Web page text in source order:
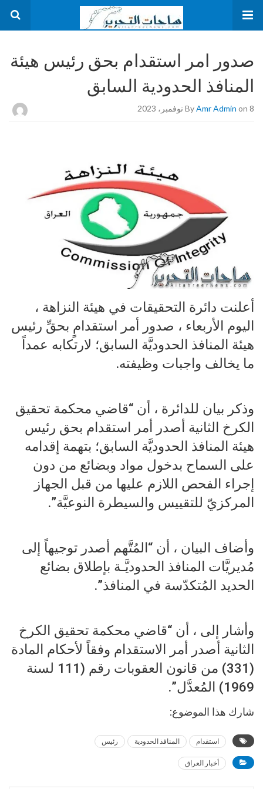
صدور امر استقدام بحق رئيس هيئة
المنافذ الحدودية السابق
ByAmr Admin on 8 نوفمبر، 2023
أعلنت دائرة التحقيقات في هيئة النزاهة ،
اليوم الأربعاء ، صدور أمر استقدامٍ بحقِّ رئيس
هيئة المنافذ الحدوديَّة السابق؛ لارتكابه عمداً
ما يخالف واجبات وظیفته.
وذكر بيان للدائرة ، أن “قاضي محكمة تحقيق
الكرخ الثانية أصدر أمر استقدام بحق رئيس
هيئة المنافذ الحدوديَّة السابق؛ بتهمة إقدامه
على السماح بدخول مواد وبضائع من دون
إجراء الفحص اللازم عليها من قبل الجهاز
المركزيّ للتقييس والسيطرة النوعيَّة”.
وأضاف البيان ، أن “المُتَّهم أصدر توجيهاً إلى
مُديريَّات المنافذ الحدوديَّـة بإطلاق بضائع
الحديد المُتكدّسة في المنافذ”.
وأشار إلى ، أن “قاضي محكمة تحقيق الكرخ
الثانية أصدر أمر الاستقدام وفقاً لأحكام المادة
(331) من قانون العقوبات رقم (111 لسنة
1969) المُعدَّل”.
شارك هذا الموضوع:
استقدام المنافذ الحدودية رئيس
أخبار العراق